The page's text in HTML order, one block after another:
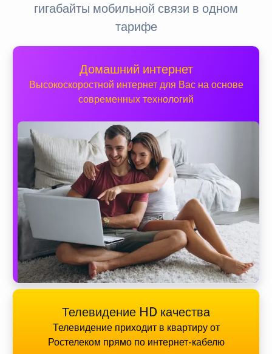
гигабайты мобильной связи в одном
тарифе
Домашний интернет
Высокоскоростной интернет для Вас на основе
современных технологий
Телевидение HD качества
Телевидение приходит в квартиру от
Ростелеком прямо по интернет-кабелю